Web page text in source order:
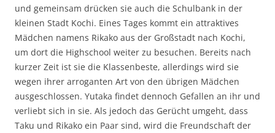
und gemeinsam drücken sie auch die Schulbank in der
kleinen Stadt Kochi. Eines Tages kommt ein attraktives
Mädchen namens Rikako aus der Großstadt nach Kochi,
um dort die Highschool weiter zu besuchen. Bereits nach
kurzer Zeit ist sie die Klassenbeste, allerdings wird sie
wegen ihrer arroganten Art von den übrigen Mädchen
ausgeschlossen. Yutaka findet dennoch Gefallen an ihr und
verliebt sich in sie. Als jedoch das Gerücht umgeht, dass
Taku und Rikako ein Paar sind, wird die Freundschaft der